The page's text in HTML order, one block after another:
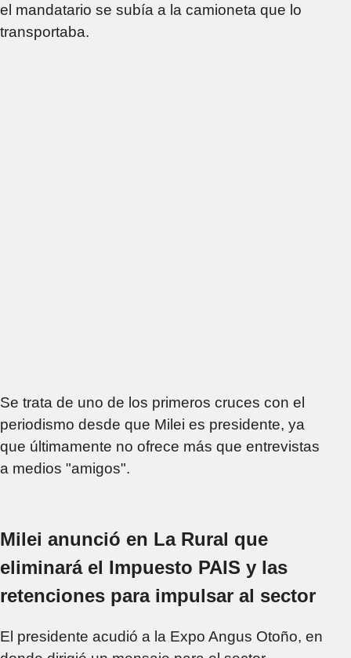
el mandatario se subía a la camioneta que lo
transportaba.
Se trata de uno de los primeros cruces con el
periodismo desde que Milei es presidente, ya
que últimamente no ofrece más que entrevistas
a medios "amigos".
Milei anunció en La Rural que
eliminará el Impuesto PAIS y las
retenciones para impulsar al sector
El presidente acudió a la Expo Angus Otoño, en